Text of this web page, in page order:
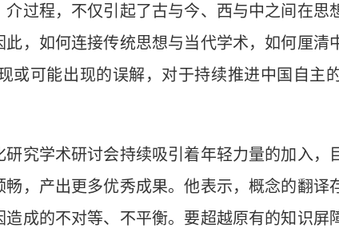
过程，不仅引起了古与今、西与中之间在思
，如何连接传统思想与当代学术，如何厘清
或可能出现的误解，对于持续推进中国自主
学术研讨会持续吸引着年轻力量的加入，
，产出更多优秀成果。他表示，概念的翻译
成的不对等、不平衡。要超越原有的知识屏